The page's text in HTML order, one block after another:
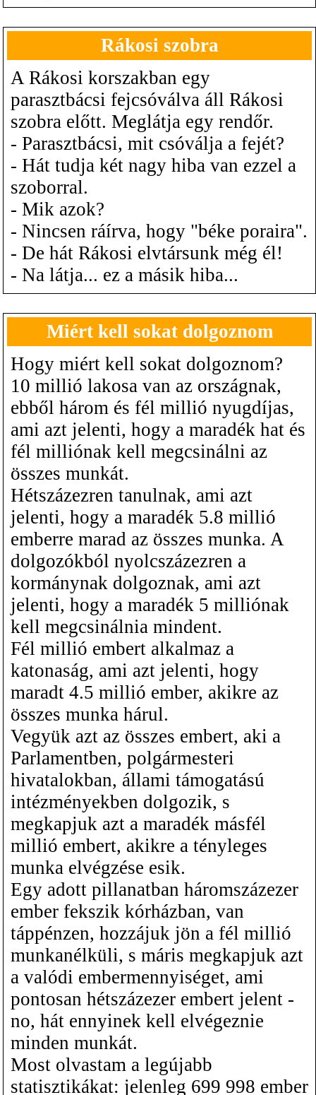
Rákosi szobra
A Rákosi korszakban egy
parasztbácsi fejcsóválva áll Rákosi
szobra előtt. Meglátja egy rendőr.
- Parasztbácsi, mit csóválja a fejét?
- Hát tudja két nagy hiba van ezzel a
szoborral.
- Mik azok?
- Nincsen ráírva, hogy "béke poraira".
- De hát Rákosi elvtársunk még él!
- Na látja... ez a másik hiba...
Miért kell sokat dolgoznom
Hogy miért kell sokat dolgoznom?
10 millió lakosa van az országnak,
ebből három és fél millió nyugdíjas,
ami azt jelenti, hogy a maradék hat és
fél milliónak kell megcsinálni az
összes munkát.
Hétszázezren tanulnak, ami azt
jelenti, hogy a maradék 5.8 millió
emberre marad az összes munka. A
dolgozókból nyolcszázezren a
kormánynak dolgoznak, ami azt
jelenti, hogy a maradék 5 milliónak
kell megcsinálnia mindent.
Fél millió embert alkalmaz a
katonaság, ami azt jelenti, hogy
maradt 4.5 millió ember, akikre az
összes munka hárul.
Vegyük azt az összes embert, aki a
Parlamentben, polgármesteri
hivatalokban, állami támogatású
intézményekben dolgozik, s
megkapjuk azt a maradék másfél
millió embert, akikre a tényleges
munka elvégzése esik.
Egy adott pillanatban háromszázezer
ember fekszik kórházban, van
táppénzen, hozzájuk jön a fél millió
munkanélküli, s máris megkapjuk azt
a valódi embermennyiséget, ami
pontosan hétszázezer embert jelent -
no, hát ennyinek kell elvégeznie
minden munkát.
Most olvastam a legújabb
statisztikákat: jelenleg 699 998 ember